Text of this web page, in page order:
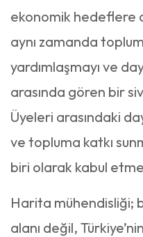
ekonomik hedeflere
aynı zamanda
yardımlaşmayı ve
arasında gören bir
Üyeleri arasındaki
ve topluma katkı
biri olarak kabul
Harita mühendisliği;
alanı değil,